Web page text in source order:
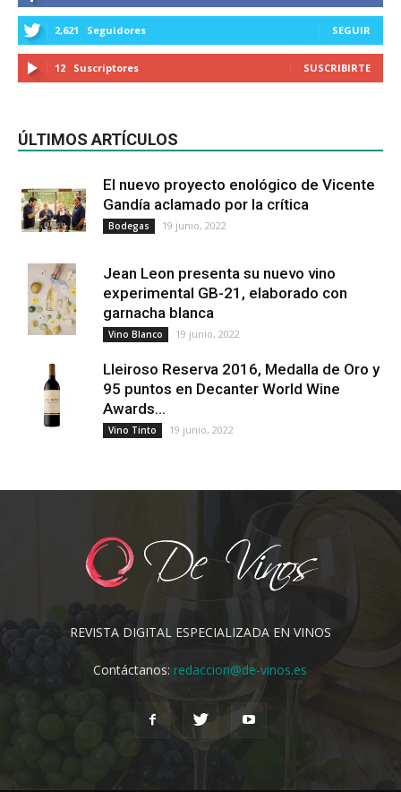
2,621 Seguidores SEGUIR
12 Suscriptores SUSCRIBIRTE
ÚLTIMOS ARTÍCULOS
El nuevo proyecto enológico de Vicente
Gandía aclamado por la crítica
Bodegas 19 junio, 2022
Jean Leon presenta su nuevo vino
experimental GB-21, elaborado con
garnacha blanca
Vino Blanco 19 junio, 2022
Lleiroso Reserva 2016, Medalla de Oro y
95 puntos en Decanter World Wine
Awards...
Vino Tinto 19 junio, 2022
REVISTA DIGITAL ESPECIALIZADA EN VINOS
Contáctanos:redaccion@de-vinos.es